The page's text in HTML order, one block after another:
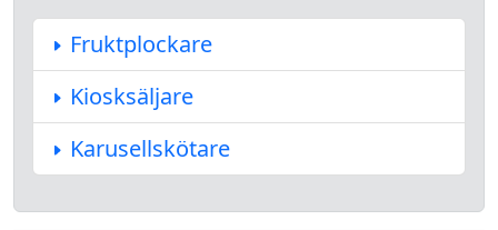
Fruktplockare
Kiosksäljare
Karusellskötare